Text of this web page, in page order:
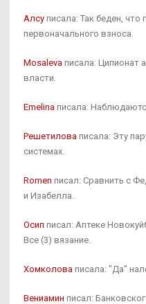
Алсу писала: Так беден,
первоначального взноса.
Mosaleva писала: Ципионат
власти.
Emelina писала:
Решетилова писала: Эту
системах.
Romen писал: Сравнить с
и Изабелла.
Осип писал: Аптеке
Все (3) вязание.
Хомколова писала: "Да"
Вениамин писал: